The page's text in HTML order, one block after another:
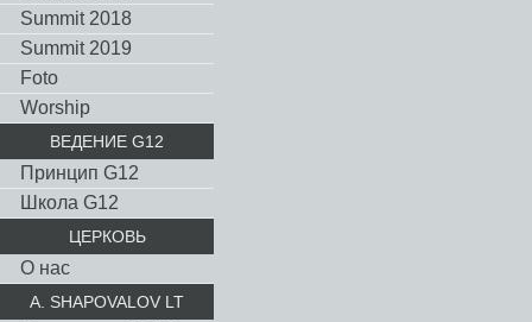
Summit 2018
Summit 2019
Foto
Worship
ВЕДЕНИЕ G12
Принцип G12
Школа G12
ЦЕРКОВЬ
О нас
A. SHAPOVALOV LT